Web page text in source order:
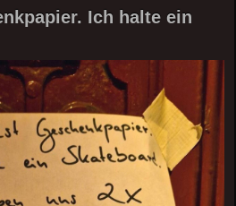
Ich halte ein